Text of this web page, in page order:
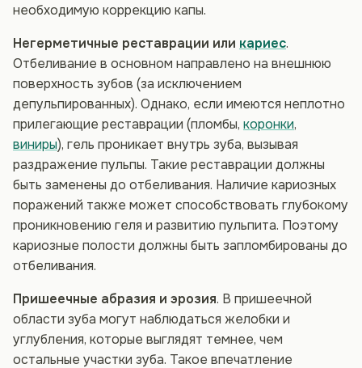
необходимую коррекцию капы.
Негерметичные реставрации или кариес.
Отбеливание в основном направлено на внешнюю
поверхность зубов (за исключением
депульпированных). Однако, если имеются неплотно
прилегающие реставрации (пломбы, коронки,
виниры), гель проникает внутрь зуба, вызывая
раздражение пульпы. Такие реставрации должны
быть заменены до отбеливания. Наличие кариозных
поражений также может способствовать глубокому
проникновению геля и развитию пульпита. Поэтому
кариозные полости должны быть запломбированы до
отбеливания.
Пришеечные абразия и эрозия. В пришеечной
области зуба могут наблюдаться желобки и
углубления, которые выглядят темнее, чем
остальные участки зуба. Такое впечатление